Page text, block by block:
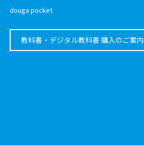
douga pocket
教科書・デジタル教科書 購入のご案内